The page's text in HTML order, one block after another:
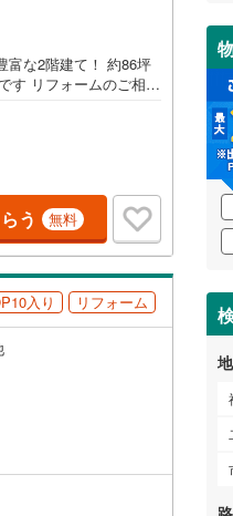
富な2階建て！ 約86坪
相談
料！】●「住宅ローン
ポートしながら代行で
ん。＼ライフプランシ
も月々ちゃんと支払
に安心 プロが資金・
お子様大歓迎 】●キッ
性スタッフがお子様が
いでぜひご来店くだ
う 無料
入り リフォーム
受
け
取
る
・
条
件
を
イ
ペ
ジ
に
保
存
す
る
(0)
（1）